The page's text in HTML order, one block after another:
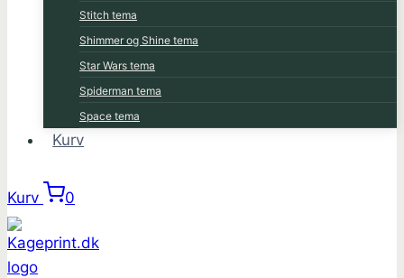
Stitch tema
Shimmer og Shine tema
Star Wars tema
Spiderman tema
Space tema
Kurv
Kurv 0